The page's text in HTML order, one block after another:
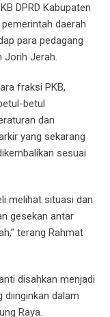
DPRD Kabupaten
daerah
para pedagang
Jorih Jerah.
fraksi PKB,
betul
dan
yang sekarang
sesuai
melihat situasi dan
gesekan antar
terang Rahmat
disahkan menjadi
diinginkan dalam
Raya.